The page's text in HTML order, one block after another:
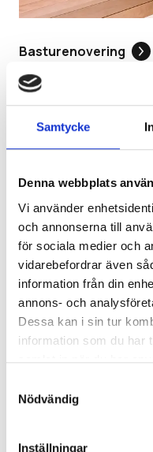
Samtycke
Denna webbplats
Vi använder
och annonserna till
för sociala medier och
vidarebefordrar även
information från din
annons- och
Dessa kan i sin tur
information som du har
samlat in när du har
Nödvändig
Inställningar
Basturenovering
Vill ni ha en
Tveka inte att
kostnadsfritt
fast pris, så det
Frågor och